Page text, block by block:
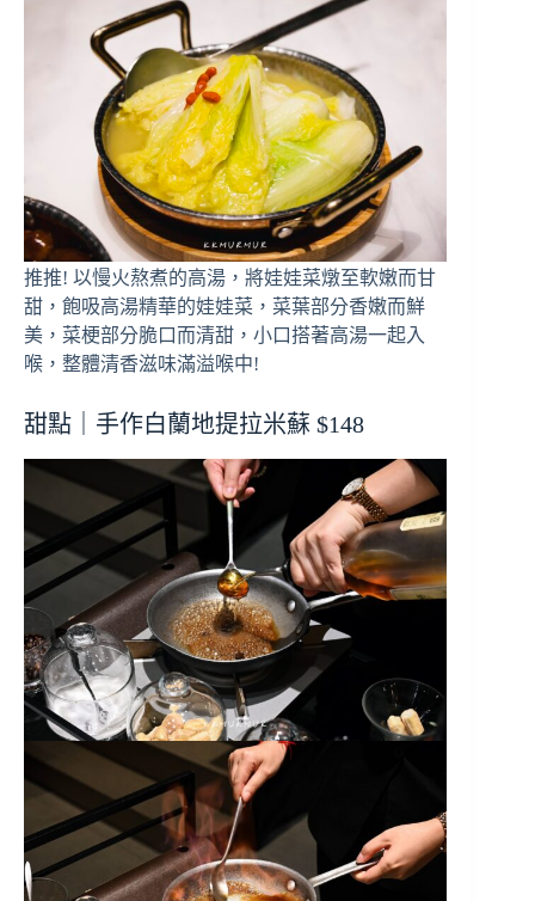
推推! 以慢火熬煮的高湯，將娃娃菜燉至軟嫩而甘
甜，飽吸高湯精華的娃娃菜，菜葉部分香嫩而鮮
美，菜梗部分脆口而清甜，小口搭著高湯一起入
喉，整體清香滋味滿溢喉中!
甜點｜手作白蘭地提拉米蘇 $148